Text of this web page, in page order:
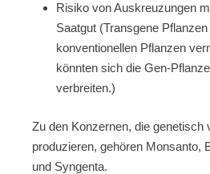
Risiko von Auskreuzungen
Saatgut (Transgene
konventionellen Pflanzen
könnten sich die Gen-
verbreiten.)
Zu den Konzernen, die genetisch
produzieren, gehören Monsanto,
und Syngenta.